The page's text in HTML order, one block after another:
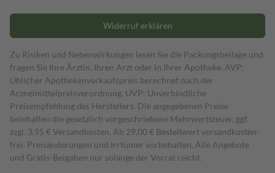
Widerruf erklären
Zu Risiken und Nebenwirkungen lesen Sie die Packungsbeilage und
fragen Sie Ihre Ärztin, Ihren Arzt oder in Ihrer Apotheke. AVP:
Üblicher Apothekenverkaufspreis berechnet nach der
Arzneimittelpreisverordnung. UVP: Unverbindliche
Preisempfehlung des Herstellers. Die angegebenen Preise
beinhalten die gesetzlich vorgeschriebene Mehrwertsteuer, ggf.
zzgl. 3,95 € Versandkosten. Ab 29,00 € Bestell­wert versand­kosten­
frei. Preisänderungen und Irrtümer vorbehalten. Alle Angebote
und Gratis-Beigaben nur solange der Vorrat reicht.